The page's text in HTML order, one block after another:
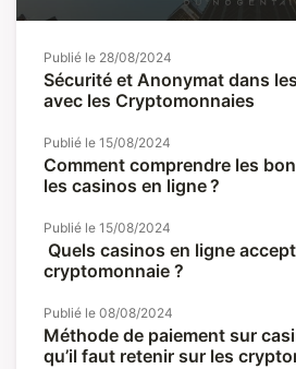
Publié le 28/08/2024
Sécurité et Anonymat dans
avec les Cryptomonnaies
Publié le 15/08/2024
Comment comprendre les
les casinos en ligne ?
Publié le 15/08/2024
Quels casinos en ligne
cryptomonnaie ?
Publié le 08/08/2024
Méthode de paiement sur
qu’il faut retenir sur les